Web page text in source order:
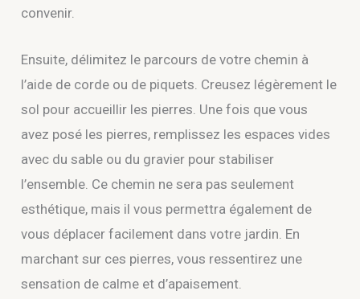
convenir.
Ensuite, délimitez le parcours de votre chemin à
l’aide de corde ou de piquets. Creusez légèrement le
sol pour accueillir les pierres. Une fois que vous
avez posé les pierres, remplissez les espaces vides
avec du sable ou du gravier pour stabiliser
l’ensemble. Ce chemin ne sera pas seulement
esthétique, mais il vous permettra également de
vous déplacer facilement dans votre jardin. En
marchant sur ces pierres, vous ressentirez une
sensation de calme et d’apaisement.